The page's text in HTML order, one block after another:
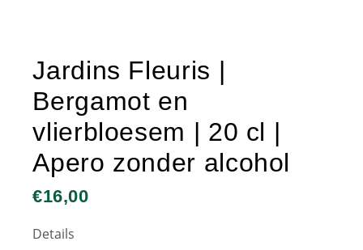
Jardins Fleuris |
Bergamot en
vlierbloesem | 20 cl |
Apero zonder alcohol
€16,00
Details